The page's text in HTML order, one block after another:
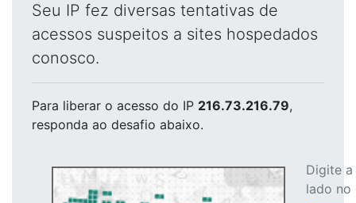
Seu IP fez diversas tentativas de
acessos suspeitos a sites hospedados
conosco.
Para liberar o acesso do IP 216.73.216.79,
responda ao desafio abaixo.
Digite
lado no